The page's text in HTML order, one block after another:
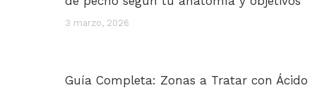
3 marzo, 2026
Guía Completa: Zonas a Tratar con Ácido